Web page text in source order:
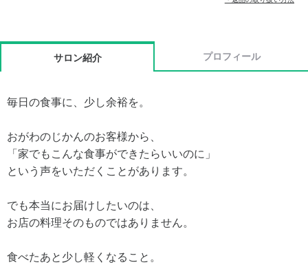
サロン紹介 プロフィール
毎日の食事に、少し余裕を。
おがわのじかんのお客様から、
「家でもこんな食事ができたらいいのに」
という声をいただくことがあります。
でも本当にお届けしたいのは、
お店の料理そのものではありません。
食べたあと少し軽くなること。